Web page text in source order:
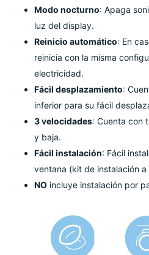
Modo nocturno: Apaga
luz del display.
Reinicio automático: En
reinicia con la misma
electricidad.
Fácil desplazamiento:
inferior para su fácil
3 velocidades: Cuenta con
y baja.
Fácil instalación: Fácil
ventana (kit de instalación
NO incluye instalación por